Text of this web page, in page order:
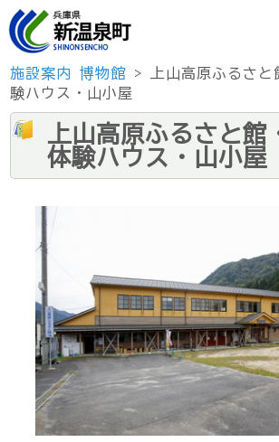
施設案内 博物館 > 上山高原ふるさと
験ハウス・山小屋
上山高原ふるさと館
体験ハウス・山小屋